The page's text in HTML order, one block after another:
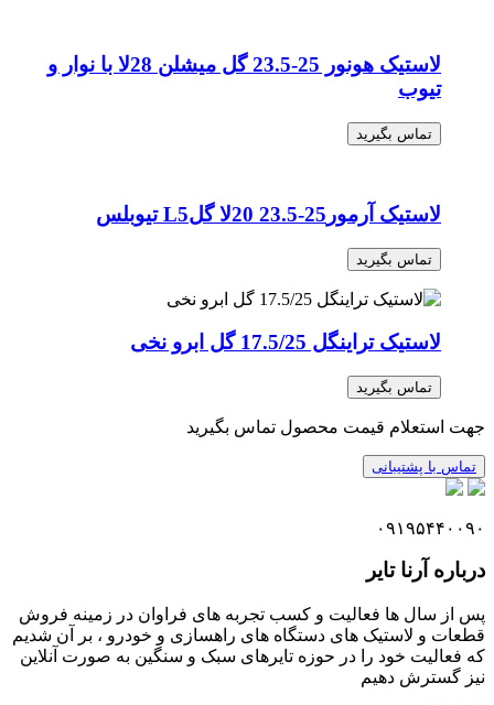
لاستیک هونور 25-23.5 گل میشلن 28لا با نوار و
تیوب
تماس بگیرید
لاستیک آرمور25-23.5 20لا گلL5 تیوبلس
تماس بگیرید
لاستیک تراینگل 17.5/25 گل ابرو نخی
تماس بگیرید
جهت استعلام قیمت محصول تماس بگیرید
تماس با پشتیبانی
۰۹۱۹۵۴۴۰۰۹۰
درباره آرنا تایر
پس از سال ها فعالیت و کسب تجربه های فراوان در زمینه فروش
قطعات و لاستیک های دستگاه های راهسازی و خودرو ، بر آن شدیم
که فعالیت خود را در حوزه تایرهای سبک و سنگین به صورت آنلاین
نیز گسترش دهیم